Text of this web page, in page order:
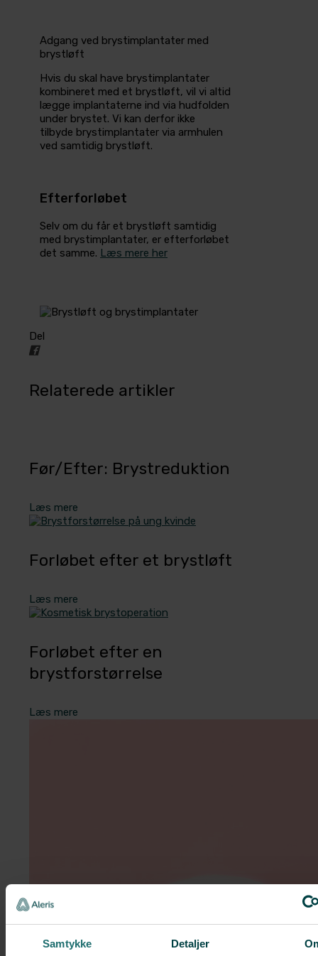
Samtykke Detaljer
Adgang ved brystimplantater med
brystløft
Hvis du skal have brystimplantater
kombineret med et brystløft, vil vi altid
lægge implantaterne ind via hudfolden
under brystet. Vi kan derfor ikke
tilbyde brystimplantater via armhulen
ved samtidig brystløft.
Efterforløbet
Selv om du får et brystløft samtidig
med brystimplantater, er efterforløbet
det samme. Læs mere her
Del
Relaterede artikler
Før/Efter: Brystreduktion
Læs mere
Forløbet efter et brystløft
Læs mere
Forløbet efter en
brystforstørrelse
Læs mere